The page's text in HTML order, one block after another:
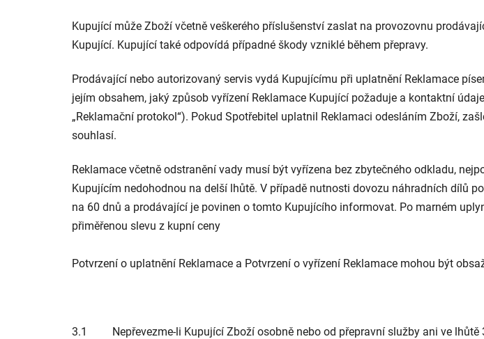
Kupující může Zboží včetně veškerého příslušenství zaslat na provozovnu
Kupující. Kupující také odpovídá případné škody vzniklé během přepravy.
Prodávající nebo autorizovaný servis vydá Kupujícímu při uplatnění Reklamace
jejím obsahem, jaký způsob vyřízení Reklamace Kupující požaduje a kontaktní
„Reklamační protokol“). Pokud Spotřebitel uplatnil Reklamaci odesláním Zboží,
souhlasí.
Reklamace včetně odstranění vady musí být vyřízena bez zbytečného odkladu,
Kupujícím nedohodnou na delší lhůtě. V případě nutnosti dovozu náhradních dílů
na 60 dnů a prodávající je povinen o tomto Kupujícího informovat. Po marném
přiměřenou slevu z kupní ceny
Potvrzení o uplatnění Reklamace a Potvrzení o vyřízení Reklamace mohou být
3.1 Nepřevezme-li Kupující Zboží osobně nebo od přepravní služby ani ve lhůtě